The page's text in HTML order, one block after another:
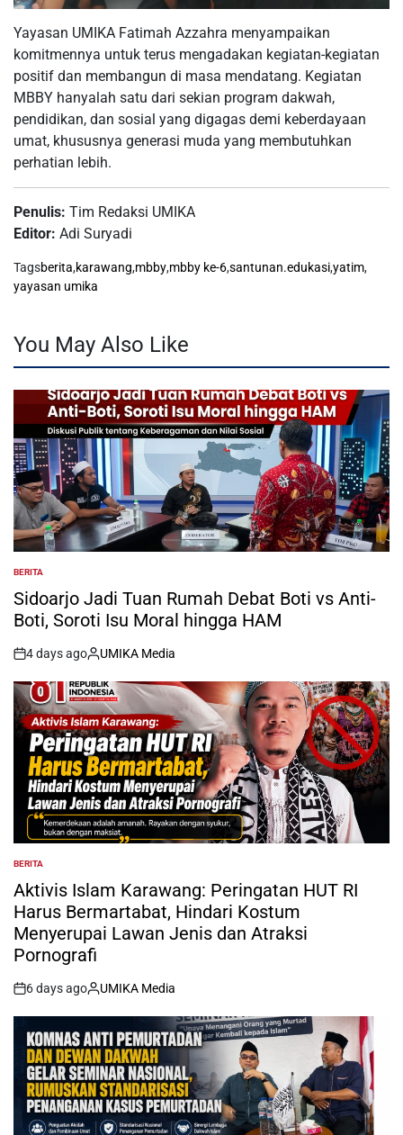
Yayasan UMIKA Fatimah Azzahra menyampaikan
komitmennya untuk terus mengadakan kegiatan-kegiatan
positif dan membangun di masa mendatang. Kegiatan
MBBY hanyalah satu dari sekian program dakwah,
pendidikan, dan sosial yang digagas demi keberdayaan
umat, khususnya generasi muda yang membutuhkan
perhatian lebih.
Penulis: Tim Redaksi UMIKA
Editor: Adi Suryadi
Tagsberita,karawang,mbby,mbby ke-6,santunan.edukasi,yatim,
yayasan umika
You May Also Like
POSTED
IN
BERITA
Sidoarjo Jadi Tuan Rumah Debat Boti vs Anti-
Boti, Soroti Isu Moral hingga HAM
on
4 days ago
Posted
by
UMIKA Media
POSTED
IN
BERITA
Aktivis Islam Karawang: Peringatan HUT RI
Harus Bermartabat, Hindari Kostum
Menyerupai Lawan Jenis dan Atraksi
Pornografi
on
6 days ago
Posted
by
UMIKA Media